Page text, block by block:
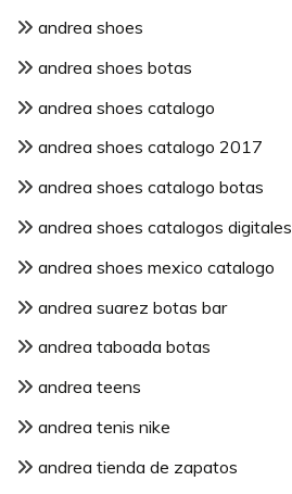
andrea shoes
andrea shoes botas
andrea shoes catalogo
andrea shoes catalogo 2017
andrea shoes catalogo botas
andrea shoes catalogos digitales
andrea shoes mexico catalogo
andrea suarez botas bar
andrea taboada botas
andrea teens
andrea tenis nike
andrea tienda de zapatos